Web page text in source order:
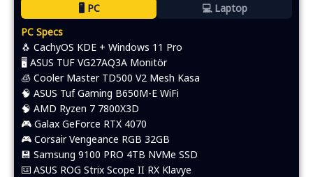
🖥️ PC
💻 Laptop
PC Specs
🐧 CachyOS KDE + Windows 11 Pro
🖥️ ASUS TUF VG27AQ3A Monitör
🧊 Cooler Master TD500 V2 Mesh Kasa
🧠 ASUS Tuf Gaming B650M-E WiFi
🧠 AMD Ryzen 7 7800X3D
🎮 Galax GeForce RTX 4070
🎮 Corsair Vengeance RGB 32GB
💾 Samsung 9100 PRO 4TB NVMe SSD
⌨️​ ASUS ROG Strix Scope II RX Klavye